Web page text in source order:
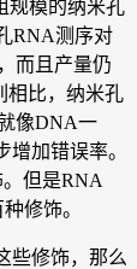
规模的纳米孔
RNA测序对
而且产量仍
相比，纳米孔
像DNA一
加错误率。
但是RNA
修饰。
些修饰，那么